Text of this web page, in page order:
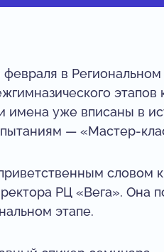
февраля в
этапов
имена уже вписаны в
— «Мастер-
словом
РЦ «Вега». Она
этапе.